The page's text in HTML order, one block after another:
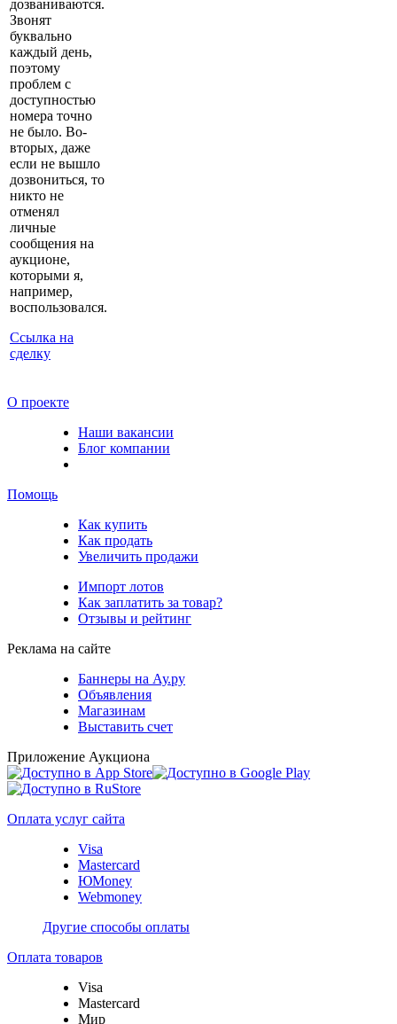
дозваниваются.
Звонят
буквально
каждый день,
поэтому
проблем с
доступностью
номера точно
не было. Во-
вторых, даже
если не вышло
дозвониться, то
никто не
отменял
личные
сообщения на
аукционе,
которыми я,
например,
воспользовался.
Ссылка на
сделку
О проекте
Наши вакансии
Блог компании
Помощь
Как купить
Как продать
Увеличить продажи
Импорт лотов
Как заплатить за товар?
Отзывы и рейтинг
Реклама на сайте
Баннеры на Ау.ру
Объявления
Магазинам
Выставить счет
Приложение Аукциона
Оплата услуг сайта
Visa
Mastercard
ЮMoney
Webmoney
Другие способы оплаты
Оплата товаров
Visa
Mastercard
Мир